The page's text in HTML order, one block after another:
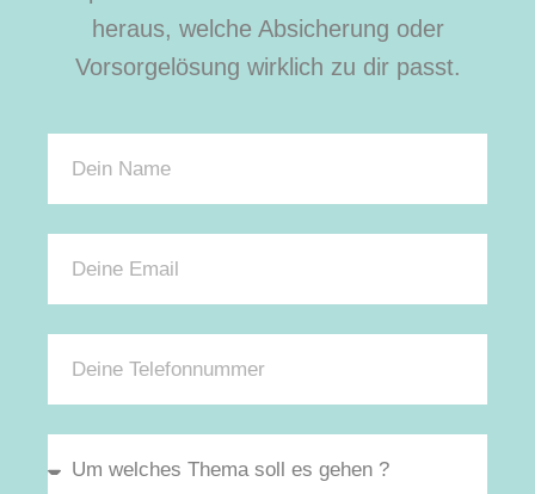
heraus, welche Absicherung oder
Vorsorgelösung wirklich zu dir passt.